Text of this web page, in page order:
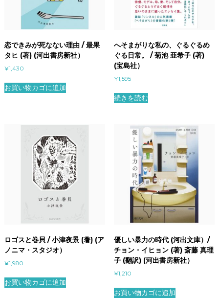
恋できみが死なない理由 / 最果
タヒ (著) (河出書房新社）
¥1,430
お買い物カゴに追加
へそまがりな私の、ぐるぐるめ
ぐる日常。 / 菊池 亜希子 (著)
(宝島社）
¥1,595
続きを読む
ロゴスと巻貝 / 小津夜景 (著) (ア
ノニマ・スタジオ）
¥1,980
お買い物カゴに追加
優しい暴力の時代 (河出文庫）/
チョン・イヒョン (著) 斎藤 真理
子 (翻訳) (河出書房新社）
¥1,210
お買い物カゴに追加